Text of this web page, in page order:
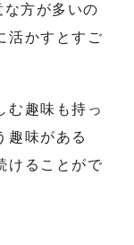
方が多いの
活かすとすご
趣味も持っ
趣味がある
けることがで